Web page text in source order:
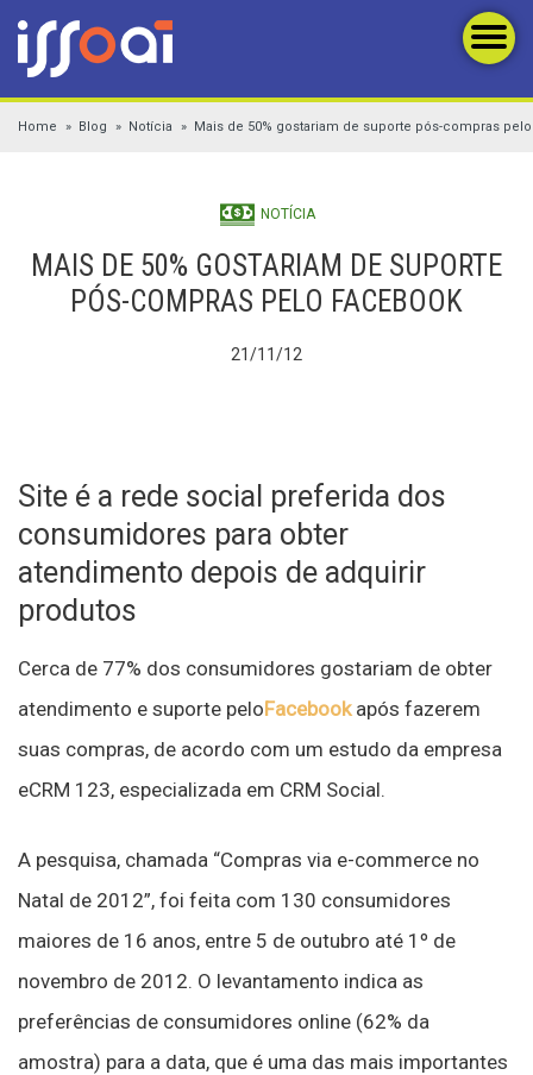
Home Blog Notícia Mais de 50% gostariam de suporte pós-compras
NOTÍCIA
MAIS DE 50% GOSTARIAM DE SUPORTE
PÓS-COMPRAS PELO FACEBOOK
21/11/12
Site é a rede social preferida dos
consumidores para obter
atendimento depois de adquirir
produtos
Cerca de 77% dos consumidores gostariam de obter
atendimento e suporte peloFacebookapós fazerem
suas compras, de acordo com um estudo da empresa
eCRM 123, especializada em CRM Social.
A pesquisa, chamada “Compras via e-commerce no
Natal de 2012”, foi feita com 130 consumidores
maiores de 16 anos, entre 5 de outubro até 1º de
novembro de 2012. O levantamento indica as
preferências de consumidores online (62% da
amostra) para a data, que é uma das mais importantes